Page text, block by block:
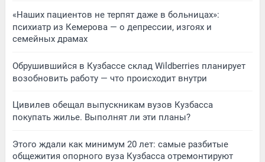
«Наших пациентов не терпят даже в больницах»:
психиатр из Кемерова — о депрессии, изгоях и
семейных драмах
Обрушившийся в Кузбассе склад Wildberries планирует
возобновить работу — что происходит внутри
Цивилев обещал выпускникам вузов Кузбасса
покупать жилье. Выполнят ли эти планы?
Этого ждали как минимум 20 лет: самые разбитые
общежития опорного вуза Кузбасса отремонтируют